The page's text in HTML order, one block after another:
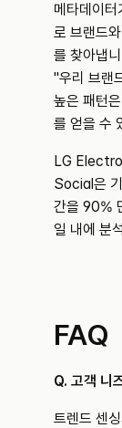
메타데이
로 브랜드
를 찾아냅
"우리 브랜
높은 패턴
를 얻을 수
LG
Social은
간을 90%
일 내에 분
FAQ
Q. 고객 니
트렌드 센